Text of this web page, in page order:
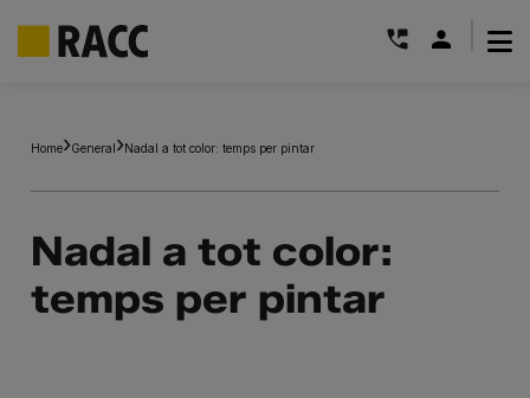
content
Home General Nadal a tot color: temps per pintar
Nadal a tot color:
temps per pintar